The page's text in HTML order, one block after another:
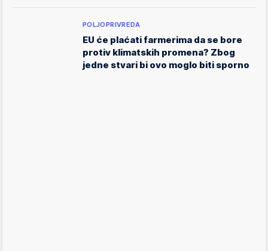
POLJOPRIVREDA
EU će plaćati farmerima da se bore
protiv klimatskih promena? Zbog
jedne stvari bi ovo moglo biti sporno